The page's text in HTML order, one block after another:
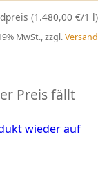
(1.480,00 €/1 l)
MwSt., zzgl.Versand
Preis fällt
wieder auf